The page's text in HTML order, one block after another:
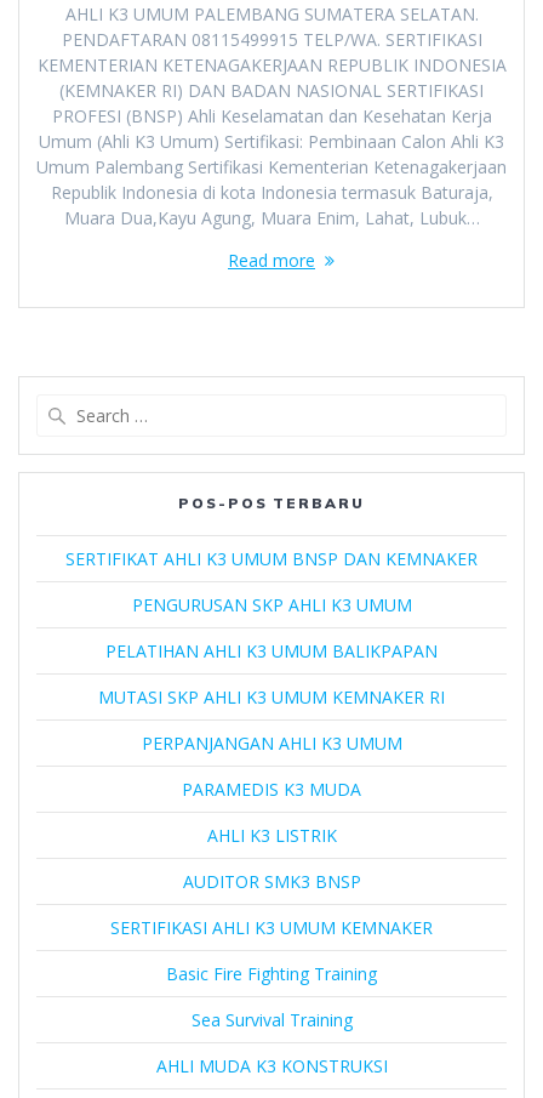
AHLI K3 UMUM PALEMBANG SUMATERA SELATAN.
PENDAFTARAN 08115499915 TELP/WA. SERTIFIKASI
KEMENTERIAN KETENAGAKERJAAN REPUBLIK INDONESIA
(KEMNAKER RI) DAN BADAN NASIONAL SERTIFIKASI
PROFESI (BNSP) Ahli Keselamatan dan Kesehatan Kerja
Umum (Ahli K3 Umum) Sertifikasi: Pembinaan Calon Ahli K3
Umum Palembang Sertifikasi Kementerian Ketenagakerjaan
Republik Indonesia di kota Indonesia termasuk Baturaja,
Muara Dua,Kayu Agung, Muara Enim, Lahat, Lubuk…
Read more
POS-POS TERBARU
SERTIFIKAT AHLI K3 UMUM BNSP DAN KEMNAKER
PENGURUSAN SKP AHLI K3 UMUM
PELATIHAN AHLI K3 UMUM BALIKPAPAN
MUTASI SKP AHLI K3 UMUM KEMNAKER RI
PERPANJANGAN AHLI K3 UMUM
PARAMEDIS K3 MUDA
AHLI K3 LISTRIK
AUDITOR SMK3 BNSP
SERTIFIKASI AHLI K3 UMUM KEMNAKER
Basic Fire Fighting Training
Sea Survival Training
AHLI MUDA K3 KONSTRUKSI